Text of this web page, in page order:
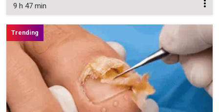
9 h 47 min